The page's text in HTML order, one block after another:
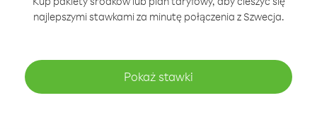
najlepszymi stawkami za minutę połączenia z Szwecja.
Pokaż stawki